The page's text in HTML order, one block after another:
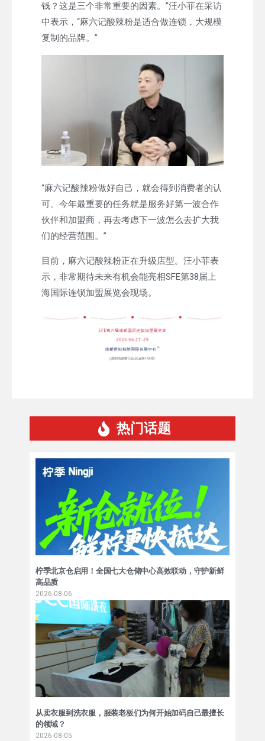
钱？这是三个非常重要的因素。”汪小菲在采访
中表示，“麻六记酸辣粉是适合做连锁，大规模
复制的品牌。”
“麻六记酸辣粉做好自己，就会得到消费者的认
可。今年最重要的任务就是服务好第一波合作
伙伴和加盟商，再去考虑下一波怎么去扩大我
们的经营范围。”
目前，麻六记酸辣粉正在升级店型。汪小菲表
示，非常期待未来有机会能亮相SFE第38届上
海国际连锁加盟展览会现场。
热门话题
柠季北京仓启用！全国七大仓储中心高效联动，守护新鲜
高品质
2026-08-06
从卖衣服到洗衣服，服装老板们为何开始加码自己最擅长
的领域？
2026-08-05